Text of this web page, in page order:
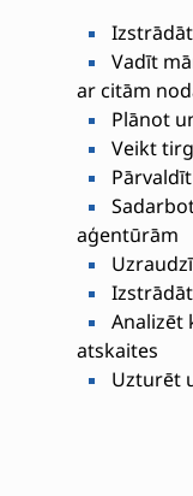
Vadīt
ar citām
Plānot
Veikt
aģentūrām
Analizēt
atskaites
Uzturēt